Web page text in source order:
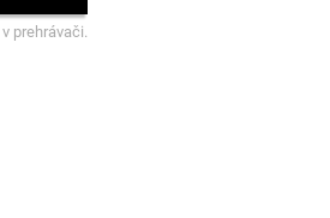
v prehrávači.